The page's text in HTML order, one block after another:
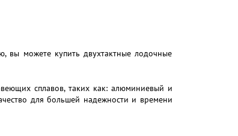
вы можете купить двухтактные лодочные
сплавов, таких как: алюминиевый и
для большей надежности и времени